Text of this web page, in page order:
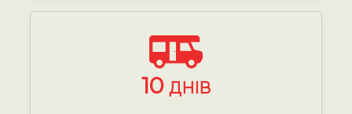
10 ДНІВ